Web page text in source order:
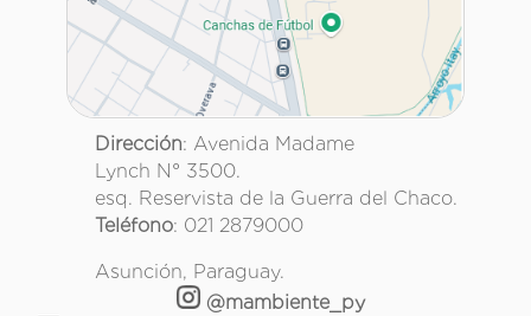
Dirección: Avenida Madame
Lynch N° 3500.
esq. Reservista de la Guerra del Chaco.
Teléfono: 021 2879000
Asunción, Paraguay.
@mambiente_py